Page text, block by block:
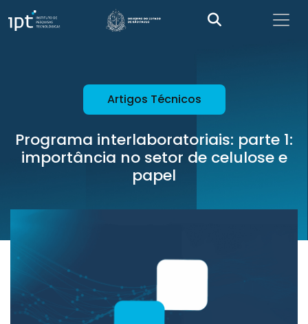
Artigos Técnicos
Programa interlaboratoriais: parte 1:
importância no setor de celulose e
papel